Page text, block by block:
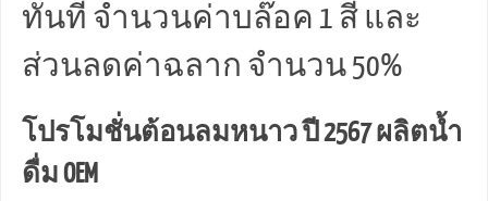
ทันที จำนวนค่าบล๊อค 1 สี และ
ส่วนลดค่าฉลาก จำนวน 50%
โปรโมชั่นต้อนลมหนาว ปี 2567 ผลิตน้ำ
ดื่ม OEM